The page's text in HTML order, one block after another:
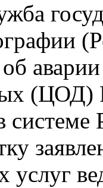
(ЦОД)
системе
услуг